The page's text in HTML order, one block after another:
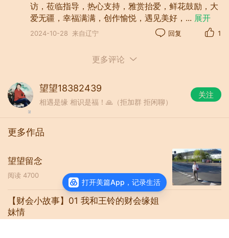
她们付出的一滴滴辛勤的汗水，无怨无
悔。默默坚守，在平凡的岗位上闪光。为
企业缩减费用，降低成本 ，防止跑冒滴漏
，加速资金周转，提高经济效益，功载企
而结下缘；因工作，而结下情；因岁月，
而结下友谊。这段佳话，虽然时间已经过
去了30多年，但美好的回忆难以忘记。仿
佛岁月储存的一坛女儿红老酒，浸润心
田，散发芬芳，越品尝和王玲的故事，日
访，莅临指导，热心支持，雅赏抬爱，鲜花鼓励，大
爱无疆，幸福满满，创作愉悦，遇见美好， ... 展开
2024-10-28 来自辽宁 回复 1
更多评论
望望18382439
相遇是缘 相识是福！🙏（拒加群 拒闲聊）
关注
更多作品
望望留念
阅读 4700
【财会小故事】01 我和王铃的财会缘姐
妹情
打开美篇App，记录生活